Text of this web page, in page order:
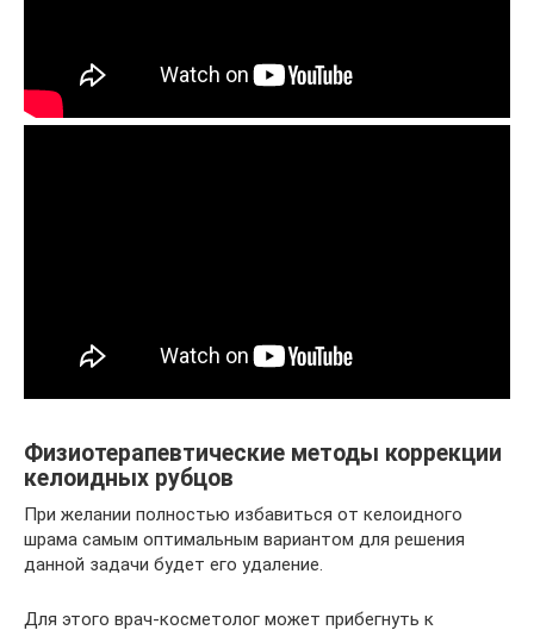
Физиотерапевтические методы коррекции
келоидных рубцов
При желании полностью избавиться от келоидного
шрама самым оптимальным вариантом для решения
данной задачи будет его удаление.
Для этого врач-косметолог может прибегнуть к